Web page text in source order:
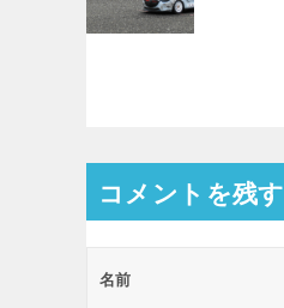
ビ
ー
コメントを残す
名前